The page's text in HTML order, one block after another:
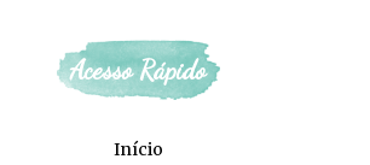
Acesso Rápido
Início